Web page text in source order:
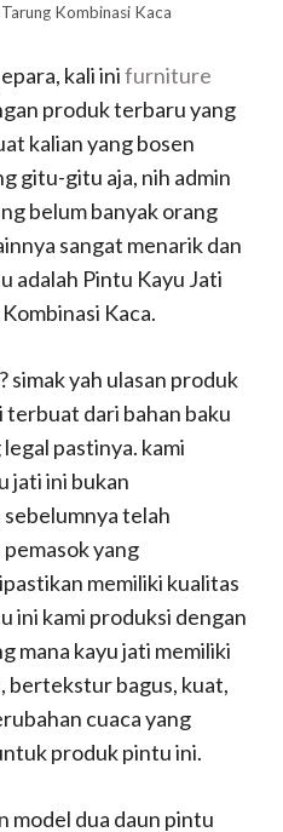
Kombinasi Kaca
kali inifurniture
produk terbaru yang
kalian yang bosen
gitu-gitu aja, nih admin
belum banyak orang
sangat menarik dan
adalah Pintu Kayu Jati
Kaca.
simak yah ulasan produk
terbuat dari bahan baku
pastinya. kami
jati ini bukan
telah
yang
memiliki kualitas
ini kami produksi dengan
mana kayu jati memiliki
bertekstur bagus, kuat,
cuaca yang
produk pintu ini.
model dua daun pintu